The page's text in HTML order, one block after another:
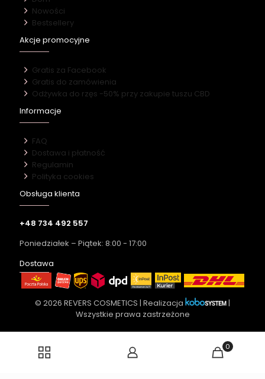
Nowości
Bestsellery
Akcje promocyjne
Gratis za Facebook
Gratis do zamówienia
Odżywka do rzęs -50% przy zakupie tuszu CBD
Informacje
FAQ
Dostawa i płatność
Regulamin
Polityka cookies
Obsługa klienta
+48 734 492 557
Poniedziałek – Piątek: 8:00 - 17:00
Dostawa
© 2026 REVERS COSMETICS | Realizacja
|
Wszystkie prawa zastrzeżone
0